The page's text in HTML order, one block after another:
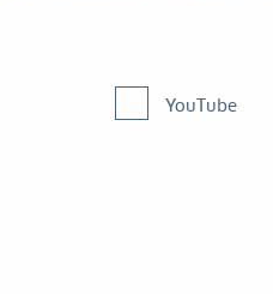
YouTube